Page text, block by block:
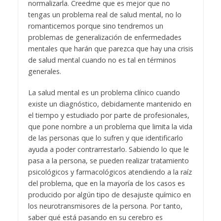
normalizarla. Creedme que es mejor que no
tengas un problema real de salud mental, no lo
romanticemos porque sino tendremos un
problemas de generalización de enfermedades
mentales que harán que parezca que hay una crisis
de salud mental cuando no es tal en términos
generales.
La salud mental es un problema clínico cuando
existe un diagnóstico, debidamente mantenido en
el tiempo y estudiado por parte de profesionales,
que pone nombre a un problema que limita la vida
de las personas que lo sufren y que identificarlo
ayuda a poder contrarrestarlo. Sabiendo lo que le
pasa a la persona, se pueden realizar tratamiento
psicológicos y farmacológicos atendiendo a la raíz
del problema, que en la mayoría de los casos es
producido por algún tipo de desajuste químico en
los neurotransmisores de la persona. Por tanto,
saber qué está pasando en su cerebro es